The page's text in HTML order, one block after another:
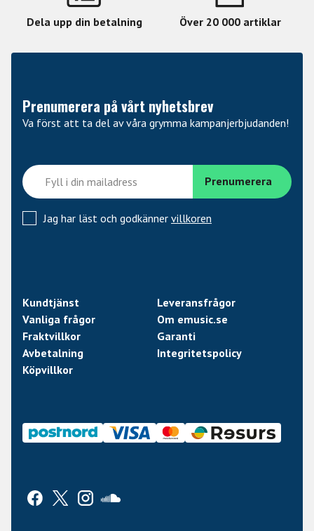
Dela upp din betalning Över 20 000 artiklar
Prenumerera på vårt nyhetsbrev
Va först att ta del av våra grymma kampanjerbjudanden!
Jag har läst och godkänner villkoren
Kundtjänst
Leveransfrågor
Vanliga frågor
Om emusic.se
Fraktvillkor
Garanti
Avbetalning
Integritetspolicy
Köpvillkor